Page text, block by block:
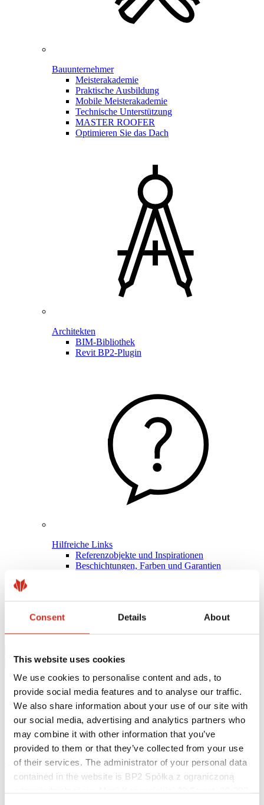
Consent Details About
This website uses cookies
We use cookies to personalise content and ads, to
provide social media features and to analyse our traffic.
We also share information about your use of our site with
our social media, advertising and analytics partners who
may combine it with other information that you’ve
provided to them or that they’ve collected from your use
of their services. The administrator of your personal data
contained in the website is BP2 Spółka z ograniczoną
Bauunternehmer
Meisterakademie
Praktische Ausbildung
Mobile Meisterakademie
Technische Unterstützung
MASTER ROOFER
Optimieren Sie das Dach
Architekten
BIM-Bibliothek
Revit BP2-Plugin
Hilfreiche Links
Referenzobjekte und Inspirationen
Beschichtungen, Farben und Garantien
Herunterladen
eProfil
Startseite